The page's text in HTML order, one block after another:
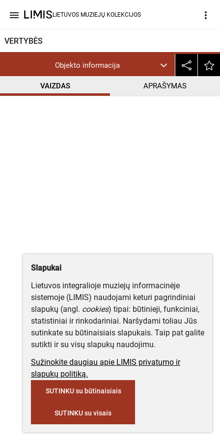
menu LIETUVOS MUZIEJŲ KOLEKCIJOS more_vert
VERTYBĖS
Objekto informacija
VAIZDAS APRAŠYMAS
Slapukai
Lietuvos integralioje muziejų informacinėje
sistemoje (LIMIS) naudojami keturi pagrindiniai
slapukų (angl. cookies) tipai: būtinieji, funkciniai,
statistiniai ir rinkodariniai. Naršydami toliau Jūs
sutinkate su būtinaisiais slapukais. Taip pat galite
sutikti ir su visų slapukų naudojimu.
Sužinokite daugiau apie LIMIS privatumo ir
slapukų politiką.
SUTINKU su būtinaisiais
SUTINKU su visais